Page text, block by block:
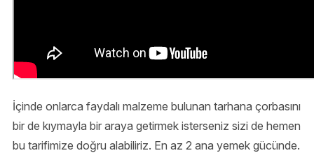
İçinde onlarca faydalı malzeme bulunan tarhana çorbasını
bir de kıymayla bir araya getirmek isterseniz sizi de hemen
bu tarifimize doğru alabiliriz. En az 2 ana yemek gücünde.